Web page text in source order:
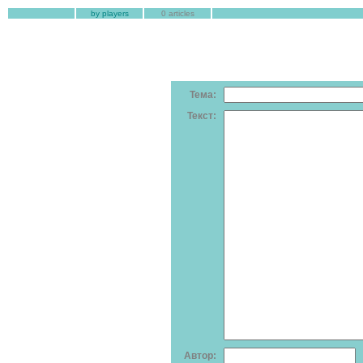
by players 0 articles
Тема:
Текст:
Автор: